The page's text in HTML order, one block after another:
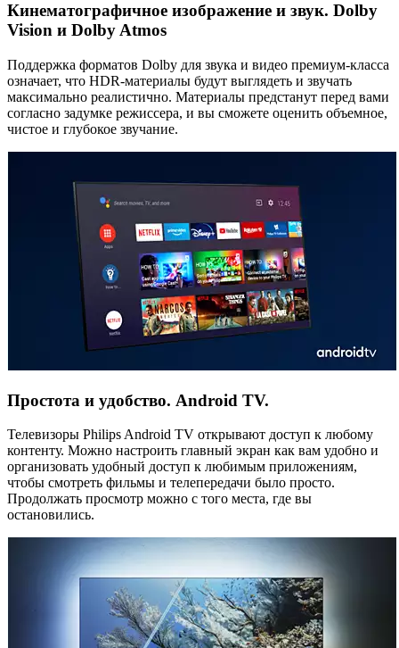
Кинематографичное изображение и звук. Dolby
Vision и Dolby Atmos
Поддержка форматов Dolby для звука и видео премиум-класса
означает, что HDR-материалы будут выглядеть и звучать
максимально реалистично. Материалы предстанут перед вами
согласно задумке режиссера, и вы сможете оценить объемное,
чистое и глубокое звучание.
Простота и удобство. Android TV.
Телевизоры Philips Android TV открывают доступ к любому
контенту. Можно настроить главный экран как вам удобно и
организовать удобный доступ к любимым приложениям,
чтобы смотреть фильмы и телепередачи было просто.
Продолжать просмотр можно с того места, где вы
остановились.